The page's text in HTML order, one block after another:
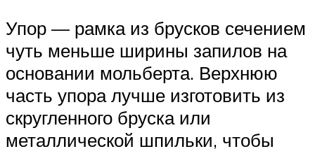
Упор — рамка из брусков сечением
чуть меньше ширины запилов на
основании мольберта. Верхнюю
часть упора лучше изготовить из
скругленного бруска или
металлической шпильки, чтобы